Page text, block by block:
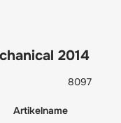
2014
8097
Artikelname